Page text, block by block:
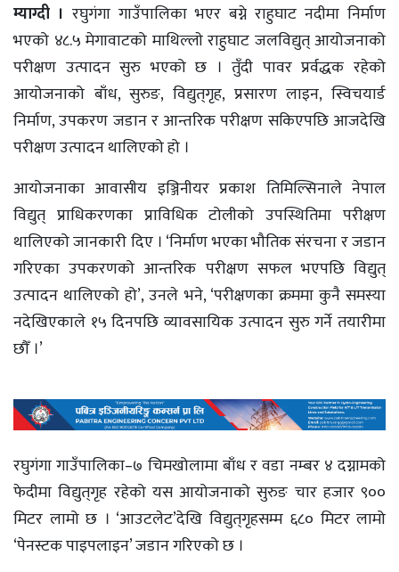
म्याग्दी । रघुगंगा गाउँपालिका भएर बग्ने राहुघाट नदीमा निर्माण
भएको ४८.५ मेगावाटको माथिल्लाे राहुघाट जलविद्युत् आयोजनाको
परीक्षण उत्पादन सुरु भएको छ । तुँदी पावर प्रर्वद्धक रहेको
आयोजनाको बाँध, सुरुङ, विद्युत्‌गृह, प्रसारण लाइन, स्विचयार्ड
निर्माण, उपकरण जडान र आन्तरिक परीक्षण सकिएपछि आजदेखि
परीक्षण उत्पादन थालिएको हो ।
आयोजनाका आवासीय इञ्जिनीयर प्रकाश तिमिल्सिनाले नेपाल
विद्युत् प्राधिकरणका प्राविधिक टोलीको उपस्थितिमा परीक्षण
थालिएको जानकारी दिए । ‘निर्माण भएका भौतिक संरचना र जडान
गरिएका उपकरणको आन्तरिक परीक्षण सफल भएपछि विद्युत्
उत्पादन थालिएको हो’, उनले भने, ‘परीक्षणका क्रममा कुनै समस्या
नदेखिएकाले १५ दिनपछि व्यावसायिक उत्पादन सुरु गर्ने तयारीमा
छौँ ।’
रघुगंगा गाउँपालिका–७ चिमखोलामा बाँध र वडा नम्बर ४ दग्नामको
फेदीमा विद्युत्‌गृह रहेको यस आयोजनाको सुरुङ चार हजार ९००
मिटर लामो छ । ‘आउटलेट’देखि विद्युत्‌गृहसम्म ६८० मिटर लामो
‘पेनस्टक पाइपलाइन’ जडान गरिएको छ ।